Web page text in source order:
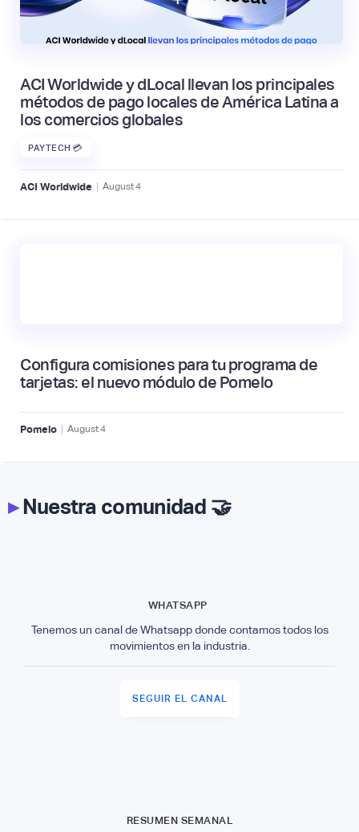
ACI Worldwide y dLocal llevan los principales
métodos de pago locales de América Latina a
los comercios globales
PAYTECH 💳
ACI Worldwide | August4
Configura comisiones para tu programa de
tarjetas: el nuevo módulo de Pomelo
Pomelo | August4
▸Nuestra comunidad 🤝
WHATSAPP
Tenemos un canal de Whatsapp donde contamos todos los
movimientos en la industria.
SEGUIR EL CANAL
RESUMEN SEMANAL